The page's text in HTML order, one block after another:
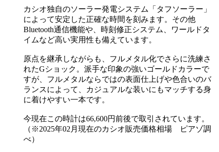
カシオ独自のソーラー発電システム「タフソーラー」
によって安定した正確な時間を刻みます。その他
Bluetooth通信機能や、時刻修正システム、ワールドタ
イムなど高い実用性も備えています。
原点を継承しながらも、フルメタル化でさらに洗練さ
れたGショック。派手な印象の強いゴールドカラーで
すが、フルメタルならではの表面仕上げや色合いのバ
ランスによって、カジュアルな装いにもマッチする身
に着けやすい一本です。
今現在この時計は66,600円前後で取引されています。
（※2025年02月現在のカシオ販売価格相場 ピアゾ調
べ）